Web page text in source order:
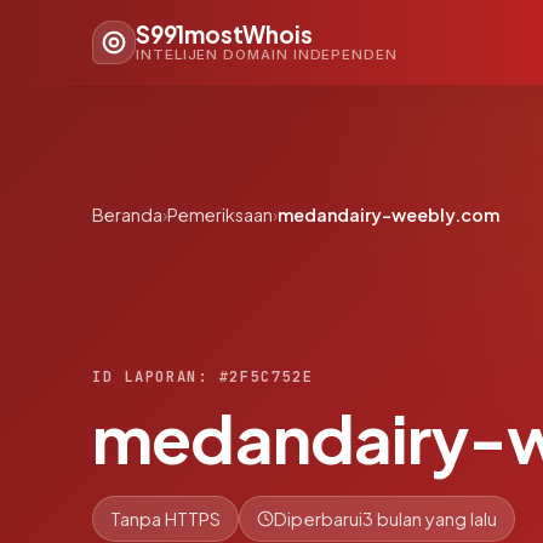
S991mostWhois
INTELIJEN DOMAIN INDEPENDEN
Beranda›Pemeriksaan›medandairy-weebly.com
ID LAPORAN: #2F5C752E
medandairy-
Tanpa HTTPS Diperbarui3 bulan yang lalu